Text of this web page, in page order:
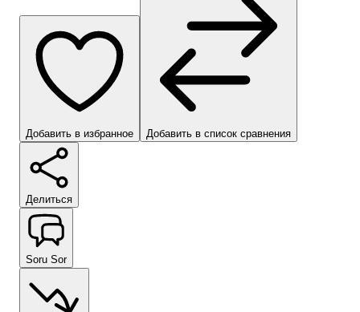
Добавить в избранное Добавить в список сравнения
Делиться
Soru Sor